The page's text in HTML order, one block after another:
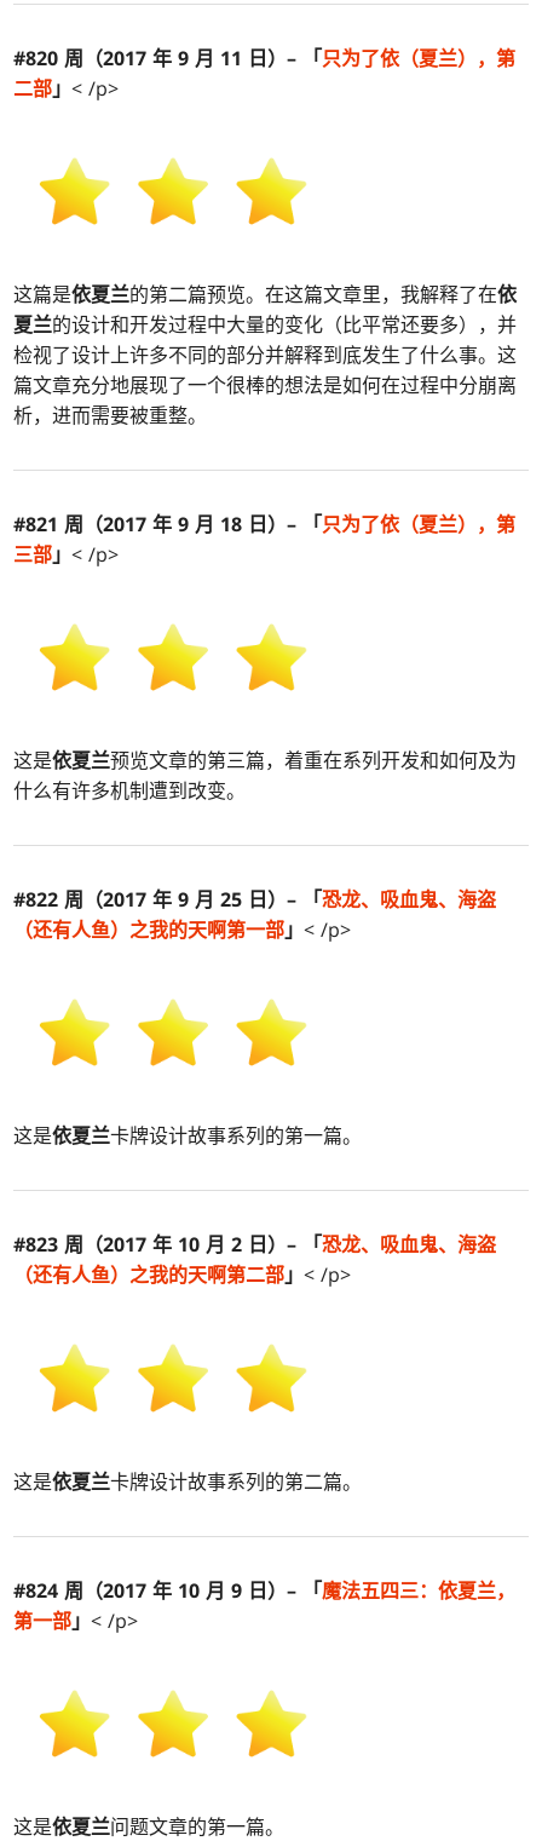
#820 周（2017 年 9 月 11 日）– 「只为了依（夏兰），第
二部」< /p>
这篇是依夏兰的第二篇预览。在这篇文章里，我解释了在依
夏兰的设计和开发过程中大量的变化（比平常还要多），并
检视了设计上许多不同的部分并解释到底发生了什么事。这
篇文章充分地展现了一个很棒的想法是如何在过程中分崩离
析，进而需要被重整。
#821 周（2017 年 9 月 18 日）– 「只为了依（夏兰），第
三部」< /p>
这是依夏兰预览文章的第三篇，着重在系列开发和如何及为
什么有许多机制遭到改变。
#822 周（2017 年 9 月 25 日）– 「恐龙、吸血鬼、海盗
（还有人鱼）之我的天啊第一部」< /p>
这是依夏兰卡牌设计故事系列的第一篇。
#823 周（2017 年 10 月 2 日）– 「恐龙、吸血鬼、海盗
（还有人鱼）之我的天啊第二部」< /p>
这是依夏兰卡牌设计故事系列的第二篇。
#824 周（2017 年 10 月 9 日）– 「魔法五四三：依夏兰，
第一部」< /p>
这是依夏兰问题文章的第一篇。